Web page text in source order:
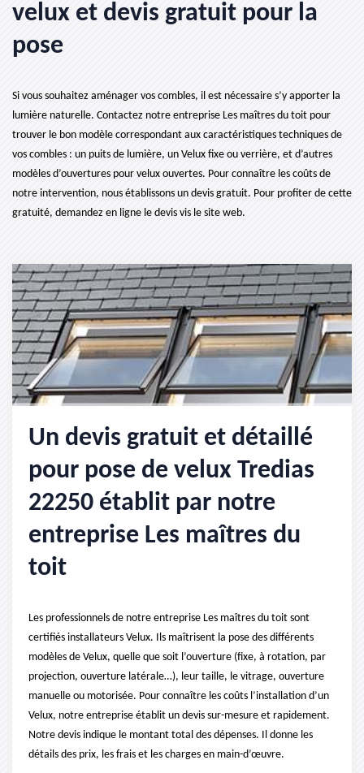
velux et devis gratuit pour la
pose
Si vous souhaitez aménager vos combles, il est nécessaire s’y apporter la
lumière naturelle. Contactez notre entreprise Les maîtres du toit pour
trouver le bon modèle correspondant aux caractéristiques techniques de
vos combles : un puits de lumière, un Velux fixe ou verrière, et d’autres
modèles d’ouvertures pour velux ouvertes. Pour connaître les coûts de
notre intervention, nous établissons un devis gratuit. Pour profiter de cette
gratuité, demandez en ligne le devis vis le site web.
Un devis gratuit et détaillé
pour pose de velux Tredias
22250 établit par notre
entreprise Les maîtres du
toit
Les professionnels de notre entreprise Les maîtres du toit sont
certifiés installateurs Velux. Ils maîtrisent la pose des différents
modèles de Velux, quelle que soit l’ouverture (fixe, à rotation, par
projection, ouverture latérale…), leur taille, le vitrage, ouverture
manuelle ou motorisée. Pour connaître les coûts l’installation d’un
Velux, notre entreprise établit un devis sur-mesure et rapidement.
Notre devis indique le montant total des dépenses. Il donne les
détails des prix, les frais et les charges en main-d’œuvre.